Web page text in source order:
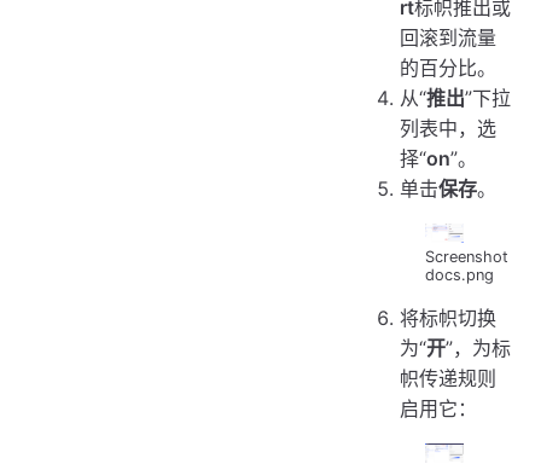
rt标帜推出或
回滚到流量
的百分比。
从“推出”下拉
列表中，选
择“on”。
单击保存。
Screenshot
docs.png
将标帜切换
为“开”，为标
帜传递规则
启用它：